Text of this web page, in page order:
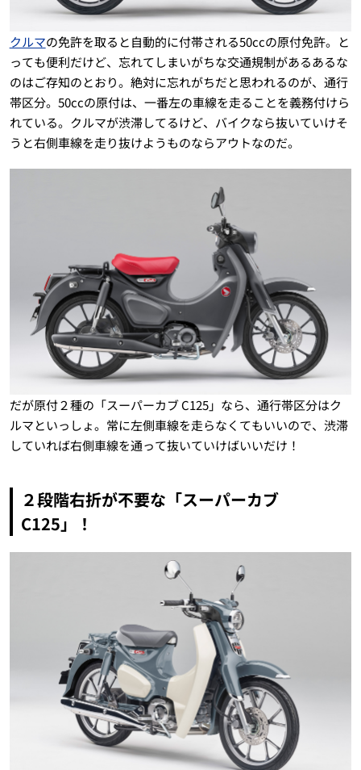
クルマの免許を取ると自動的に付帯される50ccの原付免許。と
っても便利だけど、忘れてしまいがちな交通規制があるあるな
のはご存知のとおり。絶対に忘れがちだと思われるのが、通行
帯区分。50ccの原付は、一番左の車線を走ることを義務付けら
れている。クルマが渋滞してるけど、バイクなら抜いていけそ
うと右側車線を走り抜けようものならアウトなのだ。
だが原付２種の「スーパーカブ C125」なら、通行帯区分はク
ルマといっしょ。常に左側車線を走らなくてもいいので、渋滞
していれば右側車線を通って抜いていけばいいだけ！
２段階右折が不要な「スーパーカブ
C125」！